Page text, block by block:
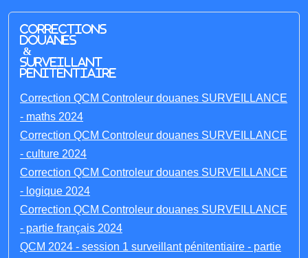
Corrections
Douanes
&
Surveillant
penitentiaire
Correction QCM Controleur douanes SURVEILLANCE
- maths 2024
Correction QCM Controleur douanes SURVEILLANCE
- culture 2024
Correction QCM Controleur douanes SURVEILLANCE
- logique 2024
Correction QCM Controleur douanes SURVEILLANCE
- partie français 2024
QCM 2024 - session 1 surveillant pénitentiaire - partie